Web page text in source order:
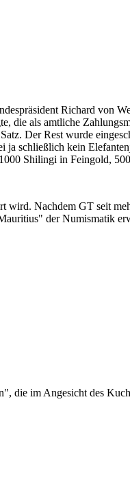
Richard von
die als amtliche
Der Rest wurde
ja schließlich kein
Shilingi in Feingold,
Nachdem GT seit
der Numismatik
die im Angesicht des